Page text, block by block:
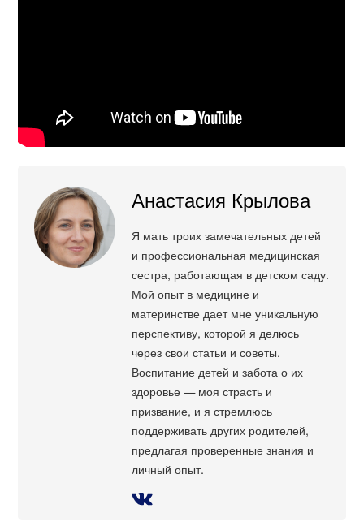
Анастасия Крылова
Я мать троих замечательных детей
и профессиональная медицинская
сестра, работающая в детском саду.
Мой опыт в медицине и
материнстве дает мне уникальную
перспективу, которой я делюсь
через свои статьи и советы.
Воспитание детей и забота о их
здоровье — моя страсть и
призвание, и я стремлюсь
поддерживать других родителей,
предлагая проверенные знания и
личный опыт.